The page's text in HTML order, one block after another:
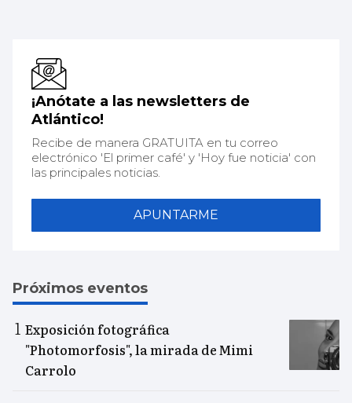
¡Anótate a las newsletters de
Atlántico!
Recibe de manera GRATUITA en tu correo
electrónico 'El primer café' y 'Hoy fue noticia' con
las principales noticias.
APUNTARME
Próximos eventos
Exposición fotográfica
"Photomorfosis", la mirada de Mimi
Carrolo